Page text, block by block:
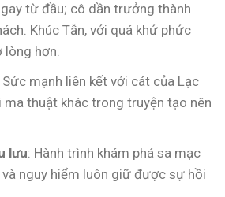
từ đầu; cô dần trưởng thành
Khúc Tẫn, với quá khứ phức
lòng hơn.
Sức mạnh liên kết với cát của Lạc
ma thuật khác trong truyện tạo nên
lưu: Hành trình khám phá sa mạc
nguy hiểm luôn giữ được sự hồi